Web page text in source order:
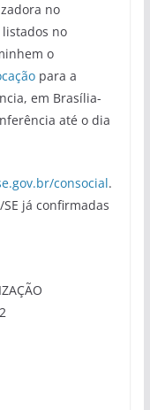
no
no
o
para a
em Brasília-
até o dia
consocial.
já confirmadas